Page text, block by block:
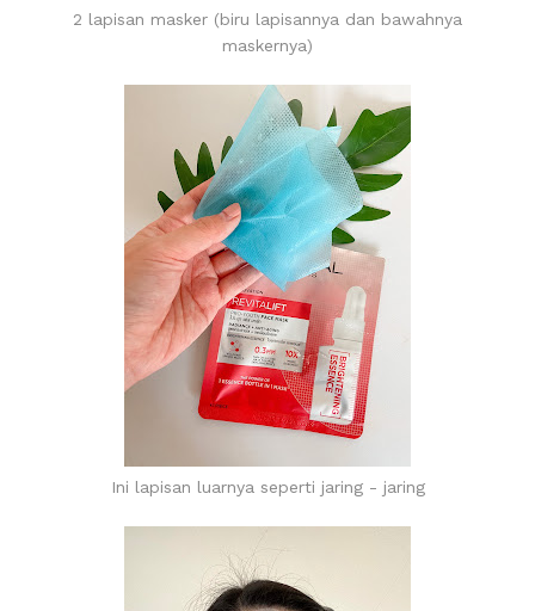
2 lapisan masker (biru lapisannya dan bawahnya
maskernya)
Ini lapisan luarnya seperti jaring - jaring